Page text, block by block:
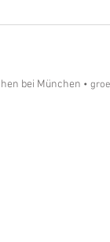
bei München •